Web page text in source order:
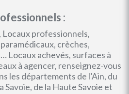
:
professionnels,
crèches,
Locaux achevés, surfaces à
à agencer, renseignez-vous
les départements de l’Ain, du
Savoie, de la Haute Savoie et